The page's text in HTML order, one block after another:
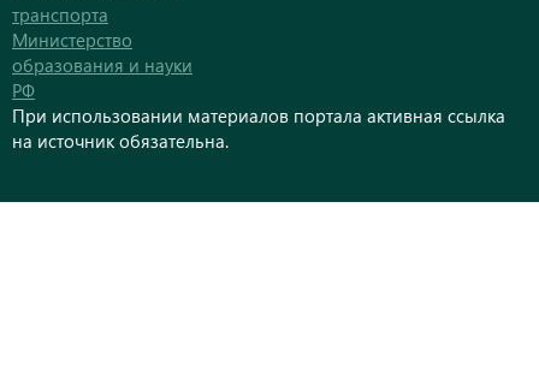
транспорта
Министерство
образования и науки
РФ
При использовании материалов портала активная ссылка
на источник обязательна.